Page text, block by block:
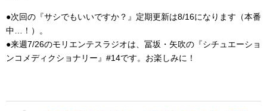
●次回の『サシでもいいですか？』定期更新は8/16になります（本番
中…！）。
●来週7/26のモリエンテスラジオは、冨坂・矢吹の『シチュエーショ
ンコメディクショナリー』#14です。お楽しみに！